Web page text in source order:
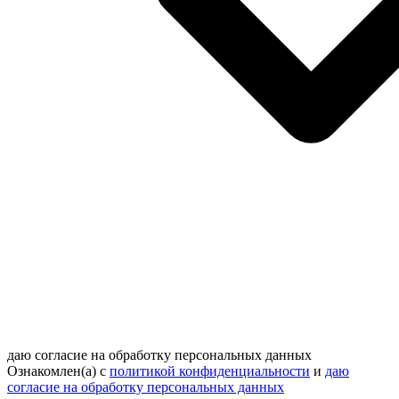
даю согласие на обработку персональных данных
Ознакомлен(а) с политикой конфиденциальности и даю
согласие на обработку персональных данных